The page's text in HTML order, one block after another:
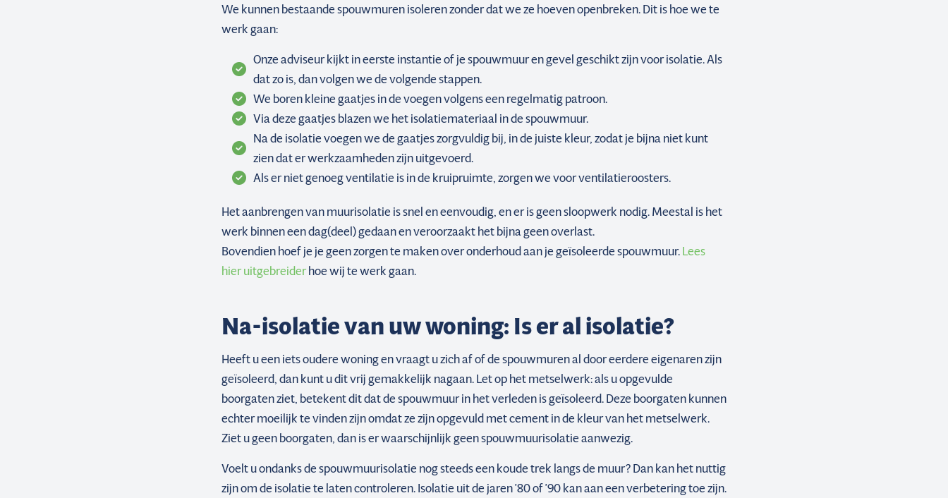
We kunnen bestaande spouwmuren isoleren zonder dat we ze hoeven openbreken. Dit is hoe we te
werk gaan:
Onze adviseur kijkt in eerste instantie of je spouwmuur en gevel geschikt zijn voor isolatie. Als
dat zo is, dan volgen we de volgende stappen.
We boren kleine gaatjes in de voegen volgens een regelmatig patroon.
Via deze gaatjes blazen we het isolatiemateriaal in de spouwmuur.
Na de isolatie voegen we de gaatjes zorgvuldig bij, in de juiste kleur, zodat je bijna niet kunt
zien dat er werkzaamheden zijn uitgevoerd.
Als er niet genoeg ventilatie is in de kruipruimte, zorgen we voor ventilatieroosters.
Het aanbrengen van muurisolatie is snel en eenvoudig, en er is geen sloopwerk nodig. Meestal is het
werk binnen een dag(deel) gedaan en veroorzaakt het bijna geen overlast.
Bovendien hoef je je geen zorgen te maken over onderhoud aan je geïsoleerde spouwmuur.Lees
hier uitgebreiderhoe wij te werk gaan.
Na-isolatie van uw woning: Is er al isolatie?
Heeft u een iets oudere woning en vraagt u zich af of de spouwmuren al door eerdere eigenaren zijn
geïsoleerd, dan kunt u dit vrij gemakkelijk nagaan. Let op het metselwerk: als u opgevulde
boorgaten ziet, betekent dit dat de spouwmuur in het verleden is geïsoleerd. Deze boorgaten kunnen
echter moeilijk te vinden zijn omdat ze zijn opgevuld met cement in de kleur van het metselwerk.
Ziet u geen boorgaten, dan is er waarschijnlijk geen spouwmuurisolatie aanwezig.
Voelt u ondanks de spouwmuurisolatie nog steeds een koude trek langs de muur? Dan kan het nuttig
zijn om de isolatie te laten controleren. Isolatie uit de jaren ’80 of ’90 kan aan een verbetering toe zijn.